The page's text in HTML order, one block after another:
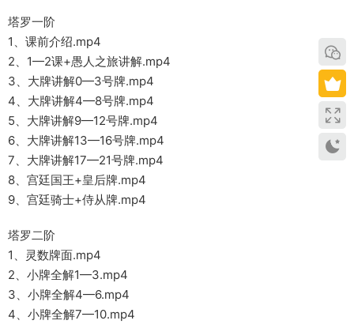
塔罗一阶
1、课前介绍.mp4
2、1—2课+愚人之旅讲解.mp4
3、大牌讲解0—3号牌.mp4
4、大牌讲解4—8号牌.mp4
5、大牌讲解9—12号牌.mp4
6、大牌讲解13—16号牌.mp4
7、大牌讲解17—21号牌.mp4
8、宫廷国王+皇后牌.mp4
9、宫廷骑士+侍从牌.mp4
塔罗二阶
1、灵数牌面.mp4
2、小牌全解1—3.mp4
3、小牌全解4—6.mp4
4、小牌全解7—10.mp4